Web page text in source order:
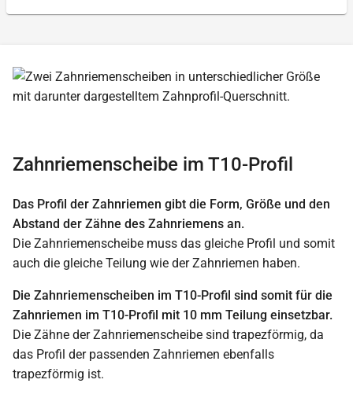
Zahnriemenscheibe im T10-Profil
Das Profil der Zahnriemen gibt die Form, Größe und den
Abstand der Zähne des Zahnriemens an.
Die Zahnriemenscheibe muss das gleiche Profil und somit
auch die gleiche Teilung wie der Zahnriemen haben.
Die Zahnriemenscheiben im T10-Profil sind somit für die
Zahnriemen im T10-Profil mit 10 mm Teilung einsetzbar.
Die Zähne der Zahnriemenscheibe sind trapezförmig, da
das Profil der passenden Zahnriemen ebenfalls
trapezförmig ist.